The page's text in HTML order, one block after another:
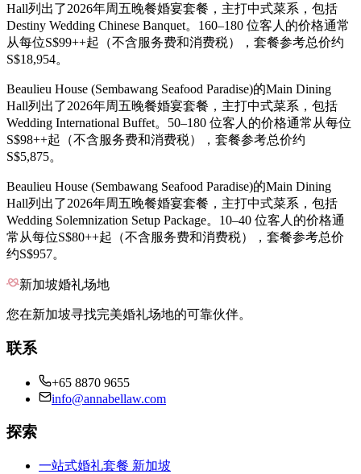
Hall列出了2026年周五晚餐婚宴套餐，主打中式菜系，包括
Destiny Wedding Chinese Banquet。160–180 位客人的价格通常
从每位S$99++起（不含服务费和消费税），套餐参考总价约
S$18,954。
Beaulieu House (Sembawang Seafood Paradise)的Main Dining
Hall列出了2026年周五晚餐婚宴套餐，主打中式菜系，包括
Wedding International Buffet。50–180 位客人的价格通常从每位
S$98++起（不含服务费和消费税），套餐参考总价约
S$5,875。
Beaulieu House (Sembawang Seafood Paradise)的Main Dining
Hall列出了2026年周五晚餐婚宴套餐，主打中式菜系，包括
Wedding Solemnization Setup Package。10–40 位客人的价格通
常从每位S$80++起（不含服务费和消费税），套餐参考总价
约S$957。
新加坡婚礼场地
您在新加坡寻找完美婚礼场地的可靠伙伴。
联系
+65 8870 9655
info@annabellaw.com
探索
一站式婚礼套餐 新加坡